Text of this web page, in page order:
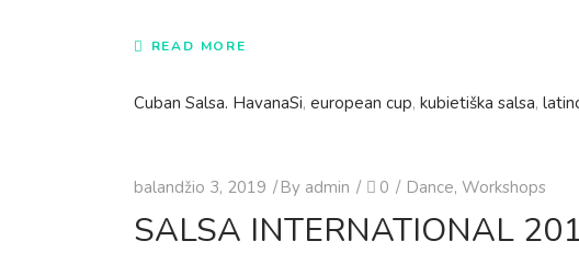
READ MORE
Cuban Salsa. HavanaSi, european cup, kubietiška salsa,
balandžio 3, 2019 By admin 0 Dance, Workshops
SALSA INTERNATIONAL